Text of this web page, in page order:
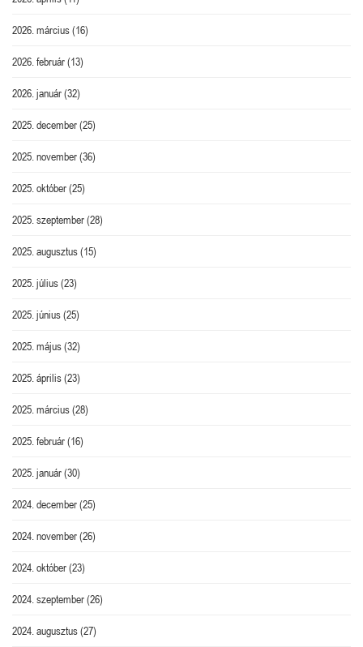
2026. március(16)
2026. február(13)
2026. január(32)
2025. december(25)
2025. november(36)
2025. október(25)
2025. szeptember(28)
2025. augusztus(15)
2025. július(23)
2025. június(25)
2025. május(32)
2025. április(23)
2025. március(28)
2025. február(16)
2025. január(30)
2024. december(25)
2024. november(26)
2024. október(23)
2024. szeptember(26)
2024. augusztus(27)